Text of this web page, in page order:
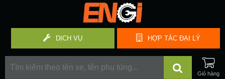
HỢP TÁC ĐẠI LÝ
DỊCH VỤ